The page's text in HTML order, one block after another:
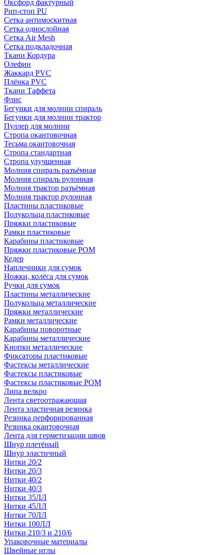
Оксфорд фактурный
Рип-стоп PU
Сетка антимоскитная
Сетка однослойная
Сетка Air Mesh
Сетка подкладочная
Ткани Кордура
Олефин
Жаккард PVC
Плёнка PVC
Ткани Таффета
Флис
Бегунки для молнии спираль
Бегунки для молнии трактор
Пуллер для молнии
Стропа окантовочная
Тесьма окантовочная
Стропа стандартная
Стропа улучшенная
Молния спираль разъёмная
Молния спираль рулонная
Молния трактор разъёмная
Молния трактор рулонная
Пластины пластиковые
Полукольца пластиковые
Пряжки пластиковые
Рамки пластиковые
Карабины пластиковые
Пряжки пластиковые РОМ
Кедер
Наплечники для сумок
Ножки, колёса для сумок
Ручки для сумок
Пластины металлические
Полукольца металлические
Пряжки металлические
Рамки металлические
Карабины поворотные
Карабины металлические
Кнопки металлические
Фиксаторы пластиковые
Фастексы металлические
Фастексы пластиковые
Фастексы пластиковые POM
Липа велкро
Лента светоотражающая
Лента эластичная резинка
Резинка перфорированная
Резинка окантовочная
Лента для герметизации швов
Шнур плетёный
Шнур эластичный
Нитки 20/2
Нитки 20/3
Нитки 40/2
Нитки 40/3
Нитки 35ЛЛ
Нитки 45ЛЛ
Нитки 70ЛЛ
Нитки 100ЛЛ
Нитки 210/3 и 210/6
Упаковочные материалы
Швейные иглы